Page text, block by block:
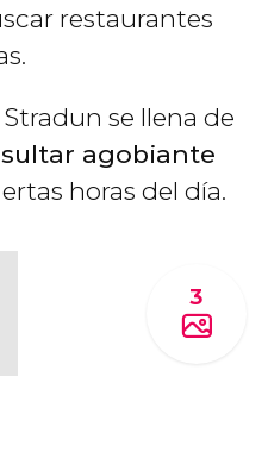
restaurantes
se llena de
agobiante
horas del día.
3